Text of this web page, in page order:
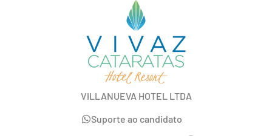
VILLANUEVA HOTEL LTDA
Suporte ao candidato